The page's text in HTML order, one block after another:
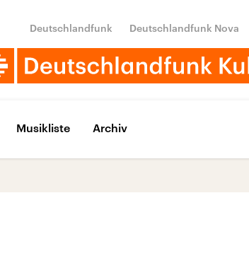
Deutschlandfunk Deutschlandfunk Nova
Musikliste Archiv